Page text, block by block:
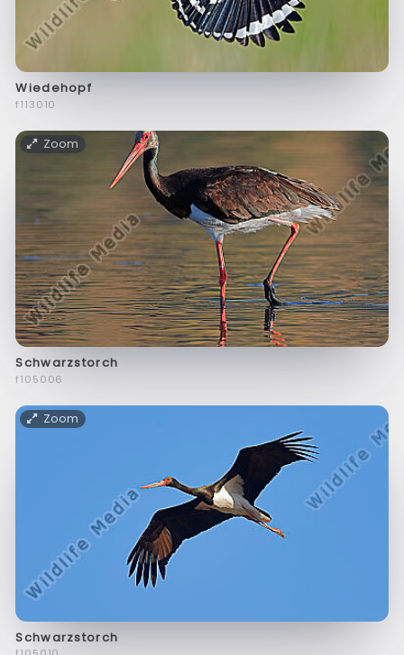
Wiedehopf
f113010
Zoom
Schwarzstorch
f105006
Zoom
Schwarzstorch